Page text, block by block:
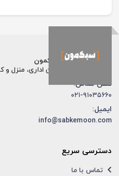
فروشگاه اینترنتی سبکمون
فروش تخصصی مبلمان اداری، منزل و
تلفن تماس:
۰۲۱-۹۱۰۳۵۶۶۰
ایمیل:
info@sabkemoon.com
دسترسی سریع
تماس با ما